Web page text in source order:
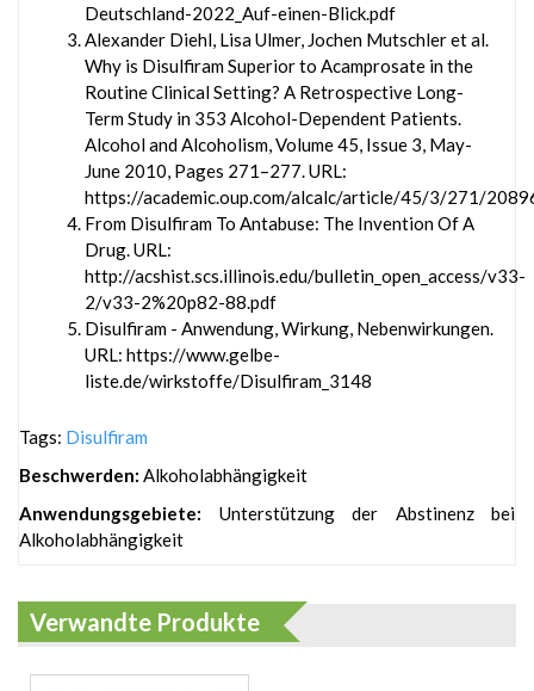
Deutschland-2022_Auf-einen-Blick.pdf
Alexander Diehl, Lisa Ulmer, Jochen Mutschler et al.
Why is Disulfiram Superior to Acamprosate in the
Routine Clinical Setting? A Retrospective Long-
Term Study in 353 Alcohol-Dependent Patients.
Alcohol and Alcoholism, Volume 45, Issue 3, May-
June 2010, Pages 271–277. URL:
https://academic.oup.com/alcalc/article/45/3/271/
From Disulfiram To Antabuse: The Invention Of A
Drug. URL:
http://acshist.scs.illinois.edu/bulletin_open_access/v33-
2/v33-2%20p82-88.pdf
Disulfiram - Anwendung, Wirkung, Nebenwirkungen.
URL: https://www.gelbe-
liste.de/wirkstoffe/Disulfiram_3148
Tags: Disulfiram
Beschwerden: Alkoholabhängigkeit
Anwendungsgebiete: Unterstützung der Abstinenz bei
Alkoholabhängigkeit
Verwandte Produkte